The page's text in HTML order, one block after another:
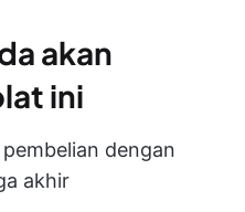
akan
ini
dengan
akhir